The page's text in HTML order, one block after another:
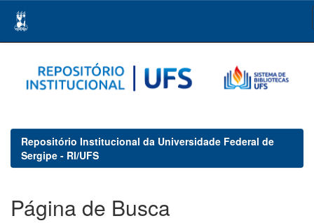
navigation
Repositório Institucional da Universidade Federal de
Sergipe - RI/UFS
Página de Busca